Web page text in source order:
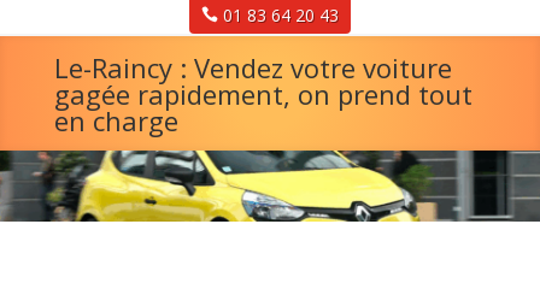
01 83 64 20 43
Le-Raincy : Vendez votre voiture
gagée rapidement, on prend tout
en charge